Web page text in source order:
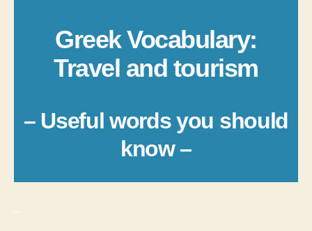
Greek Vocabulary:
Travel and tourism
– Useful words you should
know –